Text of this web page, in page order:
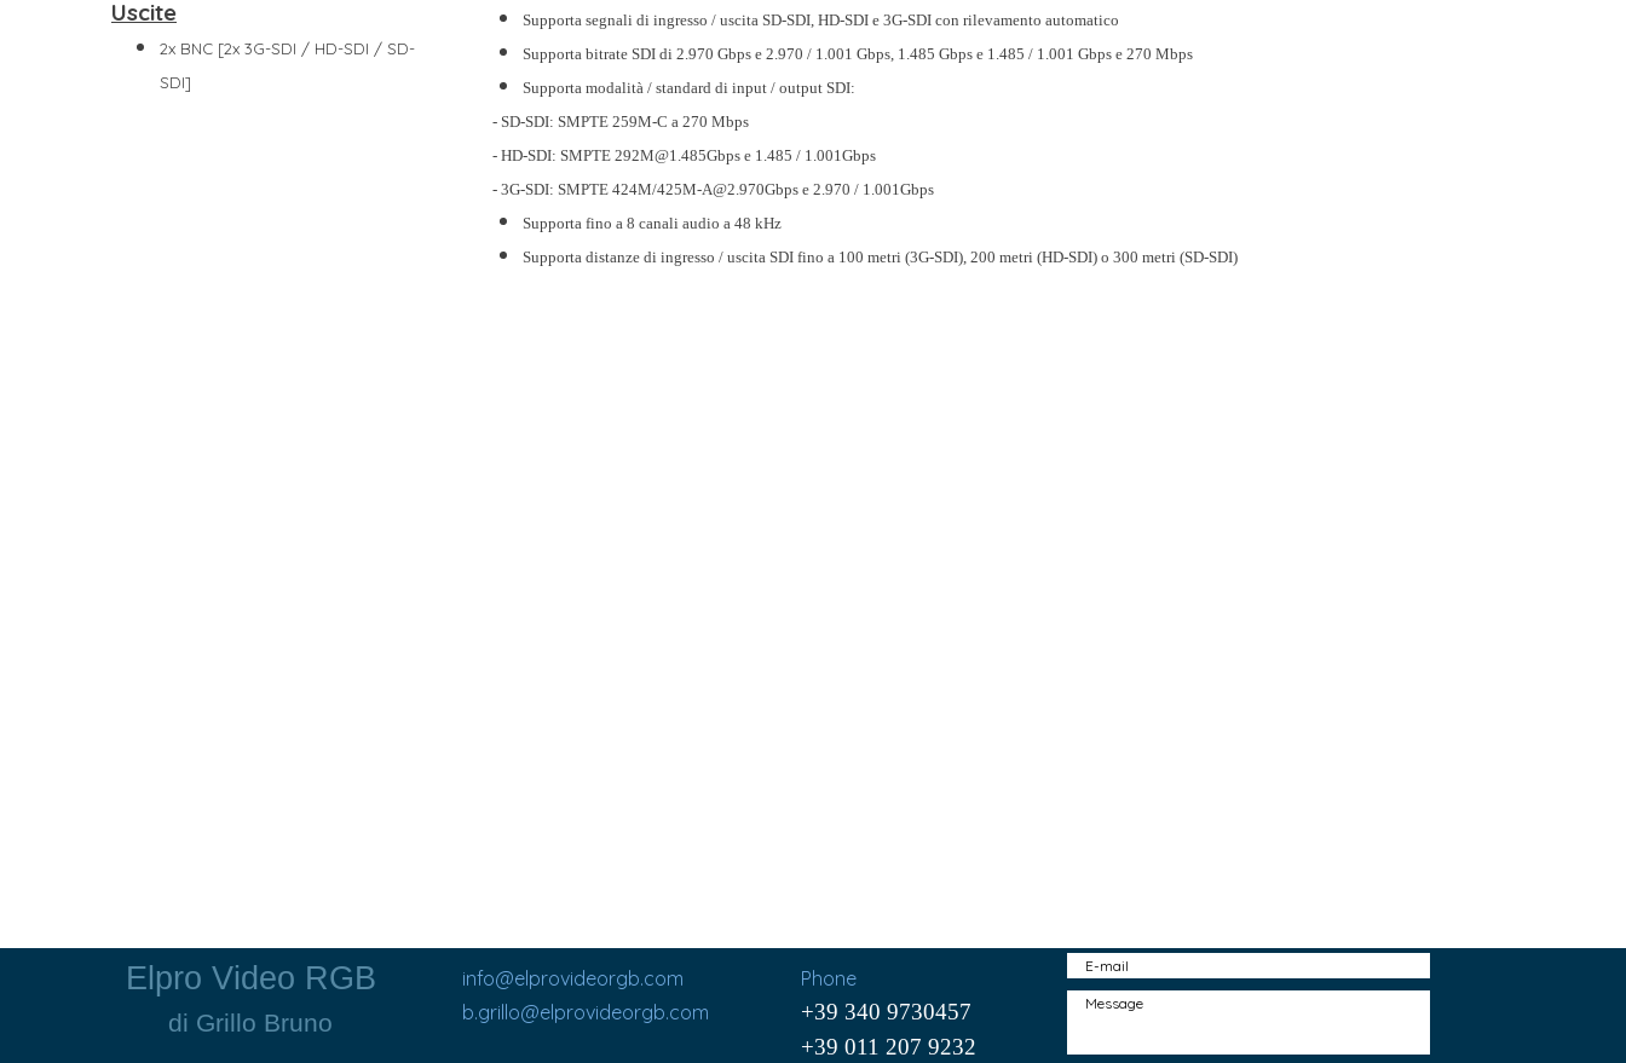
Uscite
2x BNC [2x 3G-SDI / HD-SDI / SD-
SDI]
Supporta segnali di ingresso / uscita SD-SDI, HD-SDI e 3G-SDI con rilevamento automatico
Supporta bitrate SDI di 2.970 Gbps e 2.970 / 1.001 Gbps, 1.485 Gbps e 1.485 / 1.001 Gbps e 270 Mbps
Supporta modalità / standard di input / output SDI:
- SD-SDI: SMPTE 259M-C a 270 Mbps
- HD-SDI: SMPTE 292M@1.485Gbps e 1.485 / 1.001Gbps
- 3G-SDI: SMPTE 424M/425M-A@2.970Gbps e 2.970 / 1.001Gbps
Supporta fino a 8 canali audio a 48 kHz
Supporta distanze di ingresso / uscita SDI fino a 100 metri (3G-SDI), 200 metri (HD-SDI) o 300 metri (SD-SDI)
info@elprovideorgb.com
b.grillo@elprovideorgb.com
Elpro Video RGB
di Grillo Bruno
Phone
+39 340 9730457
+39 011 207 9232